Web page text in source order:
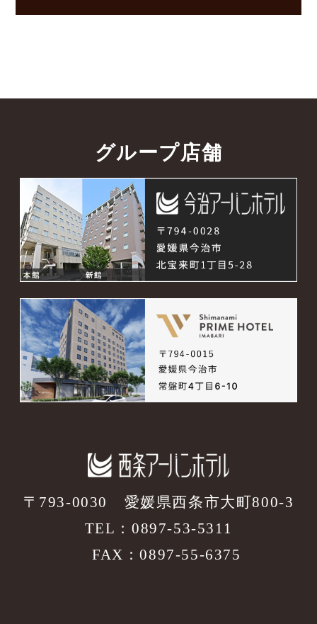
グループ店舗
〒793-0030
愛媛県西条市大町800-3
TEL：0897-53-5311
FAX：0897-55-6375